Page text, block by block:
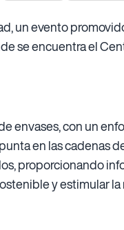
un evento
se encuentra el
envases, con un
en las cadenas
proporcionando
y estimular la